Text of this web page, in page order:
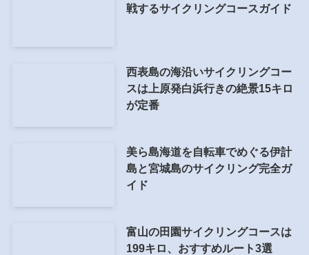
戦するサイクリングコースガイド
西表島の海沿いサイクリングコー
スは上原発白浜行きの絶景15キロ
が定番
美ら島海道を自転車でめぐる伊計
島と宮城島のサイクリング完全ガ
イド
富山の田園サイクリングコースは
199キロ、おすすめルート3選